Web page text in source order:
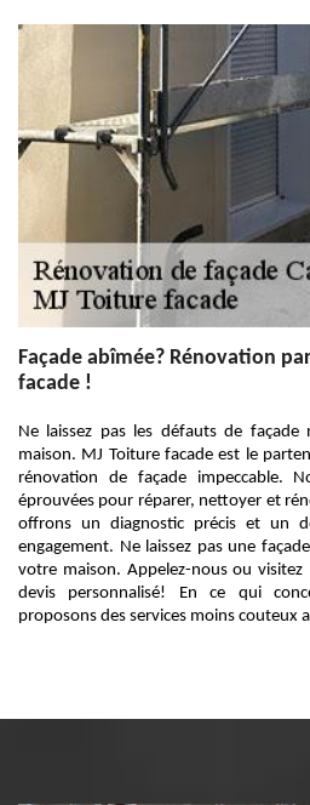
Façade abîmée? Rénovation
facade !
Ne laissez pas les défauts de façade
maison. MJ Toiture facade est le
rénovation de façade impeccable.
éprouvées pour réparer, nettoyer et
offrons un diagnostic précis et un
engagement. Ne laissez pas une
votre maison. Appelez-nous ou
devis personnalisé! En ce qui
proposons des services moins couteux